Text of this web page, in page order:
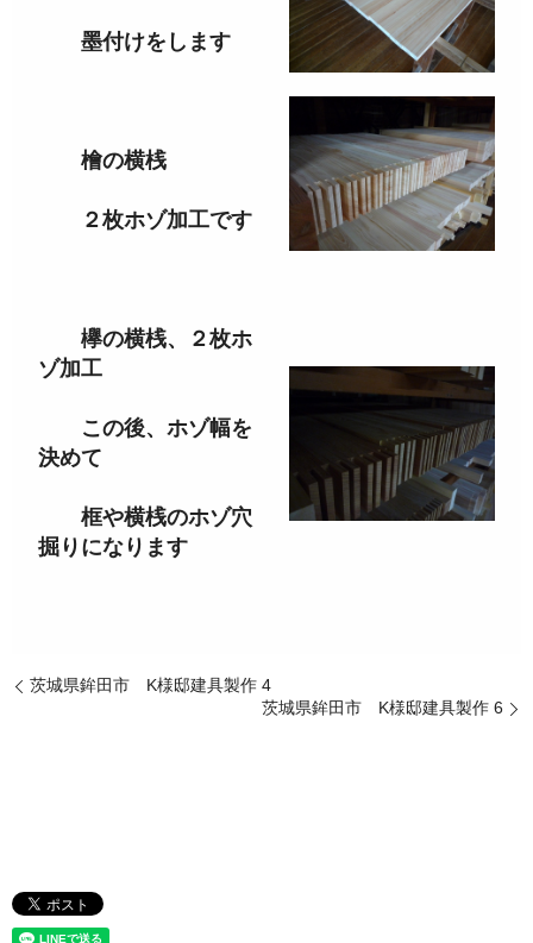
墨付けをします
檜の横桟
２枚ホゾ加工です
欅の横桟、２枚ホ
ゾ加工
この後、ホゾ幅を
決めて
框や横桟のホゾ穴
掘りになります
茨城県鉾田市 K様邸建具製作 4
茨城県鉾田市 K様邸建具製作 6